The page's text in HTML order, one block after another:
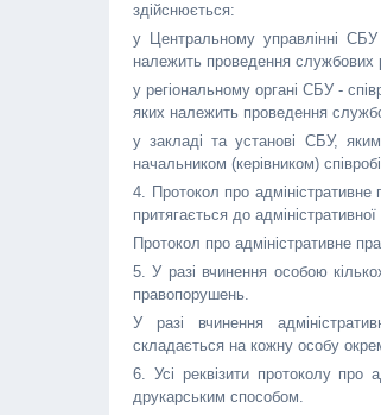
здійснюється:
у Центральному управлінні СБУ
належить проведення службових
у регіональному органі СБУ -
яких належить проведення
у закладі та установі СБУ,
начальником (керівником)
4. Протокол про
притягається до адміністративної
Протокол про адміністративне
5. У разі вчинення особою
правопорушень.
У разі вчинення
складається на кожну особу
6. Усі реквізити протоколу
друкарським способом.